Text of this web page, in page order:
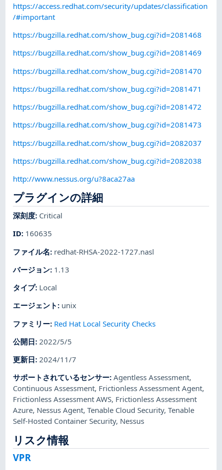
https://access.redhat.com/security/updates/classification
/#important
https://bugzilla.redhat.com/show_bug.cgi?id=2081468
https://bugzilla.redhat.com/show_bug.cgi?id=2081469
https://bugzilla.redhat.com/show_bug.cgi?id=2081470
https://bugzilla.redhat.com/show_bug.cgi?id=2081471
https://bugzilla.redhat.com/show_bug.cgi?id=2081472
https://bugzilla.redhat.com/show_bug.cgi?id=2081473
https://bugzilla.redhat.com/show_bug.cgi?id=2082037
https://bugzilla.redhat.com/show_bug.cgi?id=2082038
http://www.nessus.org/u?8aca27aa
プラグインの詳細
深刻度: Critical
ID: 160635
ファイル名: redhat-RHSA-2022-1727.nasl
バージョン: 1.13
タイプ: Local
エージェント : unix
ファミリー: Red Hat Local Security Checks
公開日: 2022/5/5
更新日:2024/11/7
サポートされているセンサー:Agentless Assessment,
Continuous Assessment, Frictionless Assessment Agent,
Frictionless Assessment AWS, Frictionless Assessment
Azure, Nessus Agent,Tenable Cloud Security,Tenable
Self-Hosted Container Security, Nessus
リスク情報
VPR